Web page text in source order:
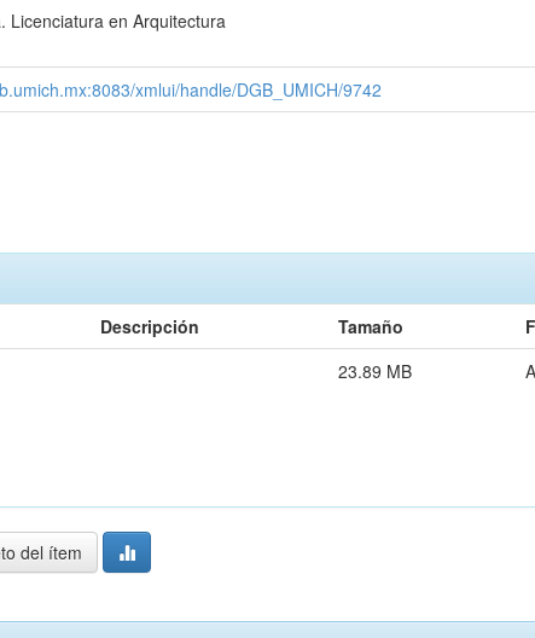
Licenciatura en Arquitectura
xmlui/handle/DGB_UMICH/9742
Descripción Tamaño
23.89 MB
del ítem